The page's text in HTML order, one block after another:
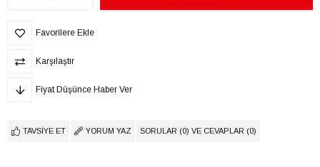
Favorilere Ekle
Karşılaştır
Fiyat Düşünce Haber Ver
TAVSIYE ET YORUM YAZ SORULAR (0) VE CEVAPLAR (0)